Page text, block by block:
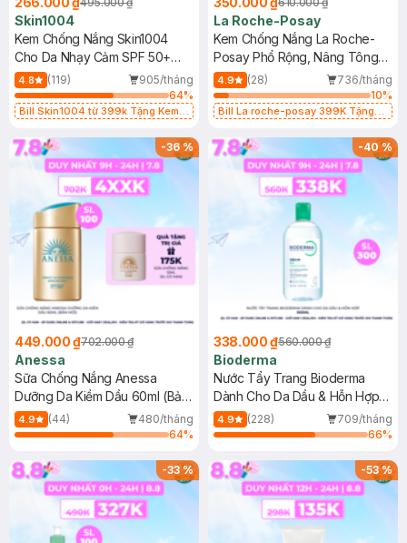
Skin1004
Kem Chống Nắng Skin1004
Cho Da Nhạy Cảm SPF 50+
50ml
4.8 (119)
905/tháng
64%
Bill Skin1004 từ 399k Tặng Kem
SPF 50+ 20ml (SL Có Hạn)
La Roche-Posay
Kem Chống Nắng La Roche-
Posay Phổ Rộng, Nâng Tông
Kiềm Dầu 50ml
4.9 (28)
736/tháng
10%
Bill La roche-posay 399K Tặng
(SL có hạn)
-36%
449.000 ₫702.000 ₫
Anessa
Sữa Chống Nắng Anessa
Dưỡng Da Kiềm Dầu 60ml (Bản
Mới)
4.9 (44)
480/tháng
64%
-40%
338.000 ₫560.000 ₫
Bioderma
Nước Tẩy Trang Bioderma
Dành Cho Da Dầu & Hỗn Hợp
500ml
4.9 (228)
709/tháng
66%
-33% -53%